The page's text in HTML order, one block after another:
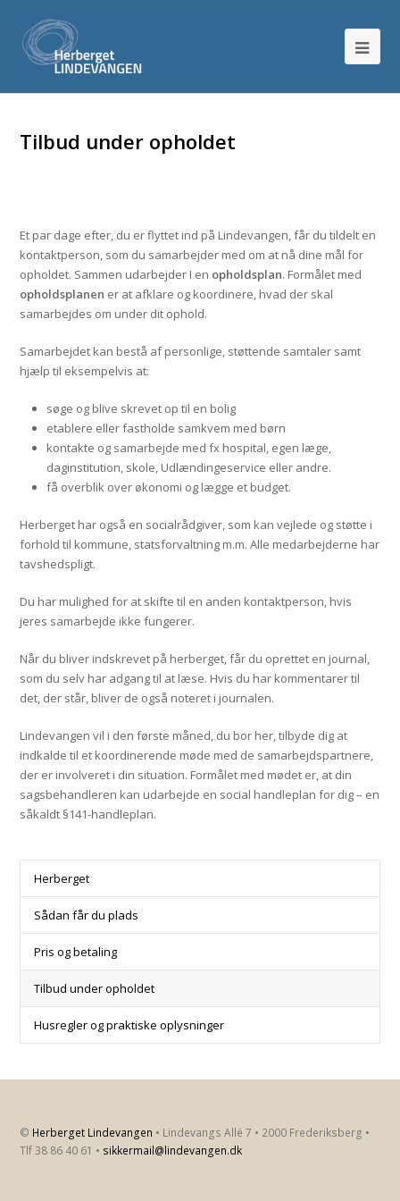
Tilbud under opholdet
Et par dage efter, du er flyttet ind på Lindevangen, får du tildelt en
kontaktperson, som du samarbejder med om at nå dine mål for
opholdet. Sammen udarbejder I en opholdsplan. Formålet med
opholdsplanen er at afklare og koordinere, hvad der skal
samarbejdes om under dit ophold.
Samarbejdet kan bestå af personlige, støttende samtaler samt
hjælp til eksempelvis at:
søge og blive skrevet op til en bolig
etablere eller fastholde samkvem med børn
kontakte og samarbejde med fx hospital, egen læge,
daginstitution, skole, Udlændingeservice eller andre.
få overblik over økonomi og lægge et budget.
Herberget har også en socialrådgiver, som kan vejlede og støtte i
forhold til kommune, statsforvaltning m.m. Alle medarbejderne har
tavshedspligt.
Du har mulighed for at skifte til en anden kontaktperson, hvis
jeres samarbejde ikke fungerer.
Når du bliver indskrevet på herberget, får du oprettet en journal,
som du selv har adgang til at læse. Hvis du har kommentarer til
det, der står, bliver de også noteret i journalen.
Lindevangen vil i den første måned, du bor her, tilbyde dig at
indkalde til et koordinerende møde med de samarbejdspartnere,
der er involveret i din situation. Formålet med mødet er, at din
sagsbehandleren kan udarbejde en social handleplan for dig – en
såkaldt §141-handleplan.
Herberget
Sådan får du plads
Pris og betaling
Tilbud under opholdet
Husregler og praktiske oplysninger
© Herberget Lindevangen • Lindevangs Allé 7 • 2000 Frederiksberg •
Tlf 38 86 40 61 • sikkermail@lindevangen.dk